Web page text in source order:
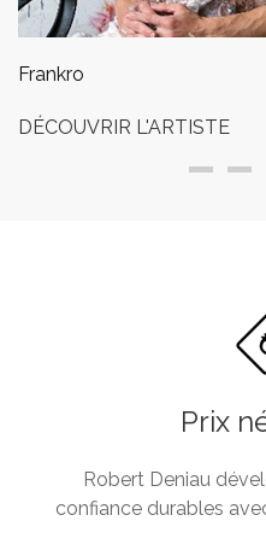
Frankro
DÉCOUVRIR L'ARTISTE
Prix
Robert Deniau
confiance durables